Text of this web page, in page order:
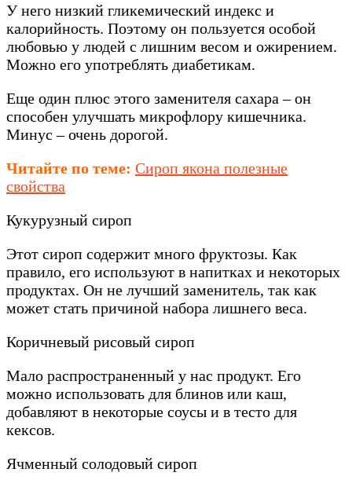
У него низкий гликемический индекс и
калорийность. Поэтому он пользуется особой
любовью у людей с лишним весом и ожирением.
Можно его употреблять диабетикам.
Еще один плюс этого заменителя сахара – он
способен улучшать микрофлору кишечника.
Минус – очень дорогой.
Читайте по теме: Сироп якона полезные
свойства
Кукурузный сироп
Этот сироп содержит много фруктозы. Как
правило, его используют в напитках и некоторых
продуктах. Он не лучший заменитель, так как
может стать причиной набора лишнего веса.
Коричневый рисовый сироп
Мало распространенный у нас продукт. Его
можно использовать для блинов или каш,
добавляют в некоторые соусы и в тесто для
кексов.
Ячменный солодовый сироп